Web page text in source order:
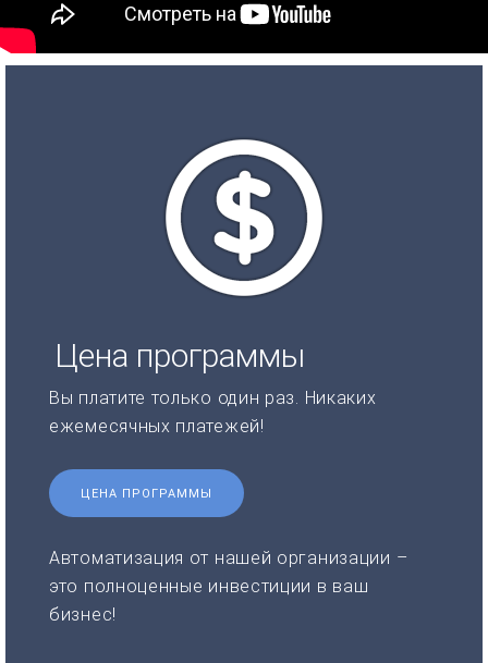
Цена программы
Вы платите только один раз. Никаких
ежемесячных платежей!
ЦЕНА ПРОГРАММЫ
Автоматизация от нашей организации –
это полноценные инвестиции в ваш
бизнес!